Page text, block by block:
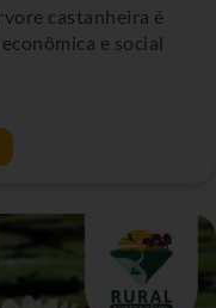
castanheira é
e social